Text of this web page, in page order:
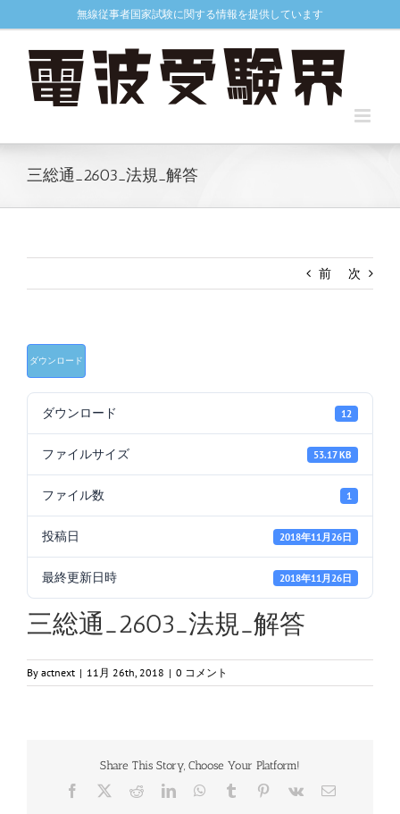
to
無線従事者国家試験に関する情報を提供しています
三総通_2603_法規_解答
前 次
ダウンロード
ダウンロード 12
ファイルサイズ 53.17 KB
ファイル数 1
投稿日 2018年11月26日
最終更新日時 2018年11月26日
三総通_2603_法規_解答
By actnext | 11月 26th, 2018 | 0 コメント
Share This Story, Choose Your Platform!
Facebook RedditLinkedInWhatsApp
Tumblr Pinterest
Vk
電